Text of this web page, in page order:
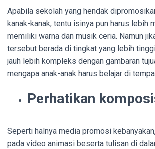
Apabila sekolah yang hendak
kanak-kanak, tentu isinya pun harus lebih
memiliki warna dan musik ceria. Namun
tersebut berada di tingkat yang lebih
jauh lebih kompleks dengan gambaran
mengapa anak-anak harus belajar di
Perhatikan
Seperti halnya media promosi
pada video animasi beserta tulisan di